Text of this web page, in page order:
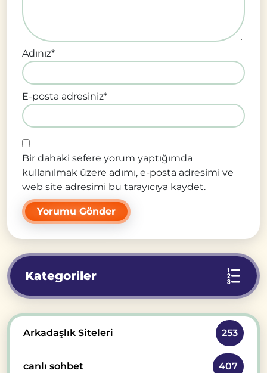
Adınız*
E-posta adresiniz*
Bir dahaki sefere yorum yaptığımda
kullanılmak üzere adımı, e-posta adresimi ve
web site adresimi bu tarayıcıya kaydet.
Kategoriler
Arkadaşlık Siteleri 253
canlı sohbet 407